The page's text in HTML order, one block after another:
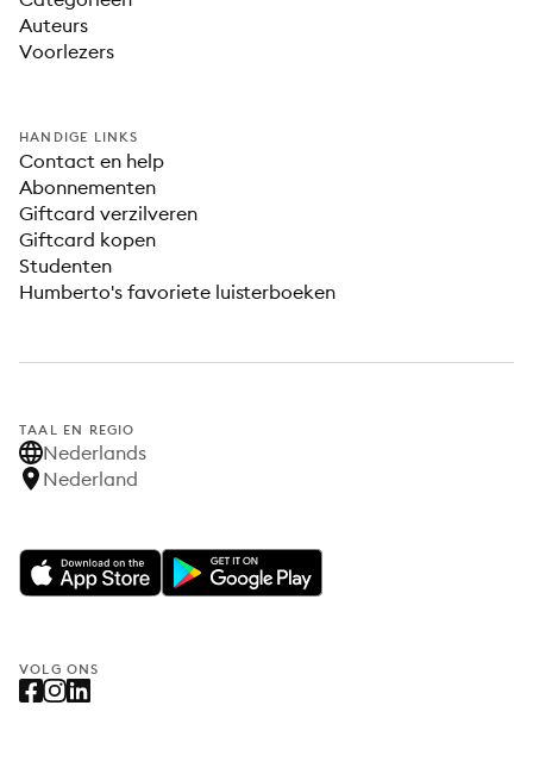
Auteurs
Voorlezers
HANDIGE LINKS
Contact en help
Abonnementen
Giftcard verzilveren
Giftcard kopen
Studenten
Humberto's favoriete luisterboeken
TAAL EN REGIO
Nederlands
Nederland
VOLG ONS